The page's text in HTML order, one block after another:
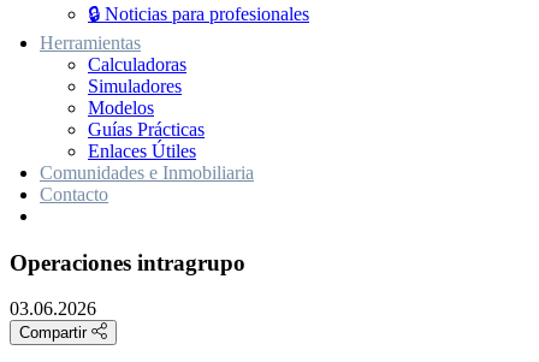
🔒 Noticias para profesionales
Herramientas
Calculadoras
Simuladores
Modelos
Guías Prácticas
Enlaces Útiles
Comunidades e Inmobiliaria
Contacto
Operaciones intragrupo
03.06.2026
Compartir